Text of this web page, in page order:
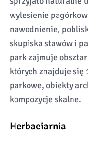
wylesienie
nawodnienie,
skupiska stawów i
park zajmuje
których znajduje się
parkowe, obiekty
kompozycje skalne.
Herbaciarnia